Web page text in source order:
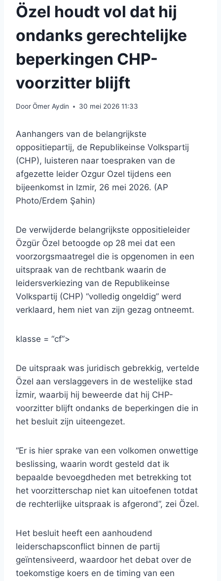
Özel houdt vol dat hij
ondanks gerechtelijke
beperkingen CHP-
voorzitter blijft
DoorÖmer Aydin 30 mei 2026 11:33
Aanhangers van de belangrijkste
oppositiepartij, de Republikeinse Volkspartij
(CHP), luisteren naar toespraken van de
afgezette leider Ozgur Ozel tijdens een
bijeenkomst in Izmir, 26 mei 2026. (AP
Photo/Erdem Şahin)
De verwijderde belangrijkste oppositieleider
Özgür Özel betoogde op 28 mei dat een
voorzorgsmaatregel die is opgenomen in een
uitspraak van de rechtbank waarin de
leidersverkiezing van de Republikeinse
Volkspartij (CHP) “volledig ongeldig” werd
verklaard, hem niet van zijn gezag ontneemt.
klasse = “cf”>
De uitspraak was juridisch gebrekkig, vertelde
Özel aan verslaggevers in de westelijke stad
İzmir, waarbij hij beweerde dat hij CHP-
voorzitter blijft ondanks de beperkingen die in
het besluit zijn uiteengezet.
“Er is hier sprake van een volkomen onwettige
beslissing, waarin wordt gesteld dat ik
bepaalde bevoegdheden met betrekking tot
het voorzitterschap niet kan uitoefenen totdat
de rechterlijke uitspraak is afgerond”, zei Özel.
Het besluit heeft een aanhoudend
leiderschapsconflict binnen de partij
geïntensiveerd, waardoor het debat over de
toekomstige koers en de timing van een